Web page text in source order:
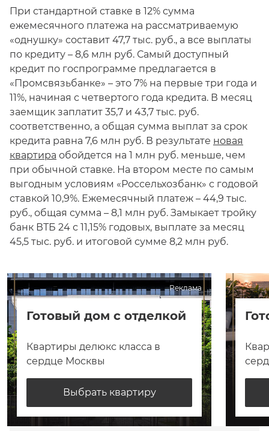
При стандартной ставке в 12% сумма
ежемесячного платежа на рассматриваемую
«однушку» составит 47,7 тыс. руб., а все выплаты
по кредиту – 8,6 млн руб. Самый доступный
кредит по госпрограмме предлагается в
«Промсвязьбанке» – это 7% на первые три года и
11%, начиная с четвертого года кредита. В месяц
заемщик заплатит 35,7 и 43,7 тыс. руб.
соответственно, а общая сумма выплат за срок
кредита равна 7,6 млн руб. В результате новая
квартира обойдется на 1 млн руб. меньше, чем
при обычной ставке. На втором месте по самым
выгодным условиям «Россельхозбанк» с годовой
ставкой 10,9%. Ежемесячный платеж – 44,9 тыс.
руб., общая сумма – 8,1 млн руб. Замыкает тройку
банк ВТБ 24 с 11,15% годовых, выплате за месяц
45,5 тыс. руб. и итоговой сумме 8,2 млн руб.
Реклама
Готовый дом с отделкой
Квартиры делюкс класса в
сердце Москвы
Выбрать квартиру